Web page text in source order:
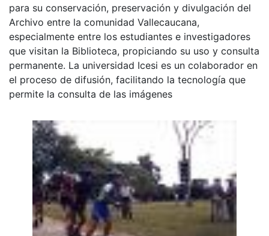
para su conservación, preservación y divulgación del
Archivo entre la comunidad Vallecaucana,
especialmente entre los estudiantes e investigadores
que visitan la Biblioteca, propiciando su uso y consulta
permanente. La universidad Icesi es un colaborador en
el proceso de difusión, facilitando la tecnología que
permite la consulta de las imágenes